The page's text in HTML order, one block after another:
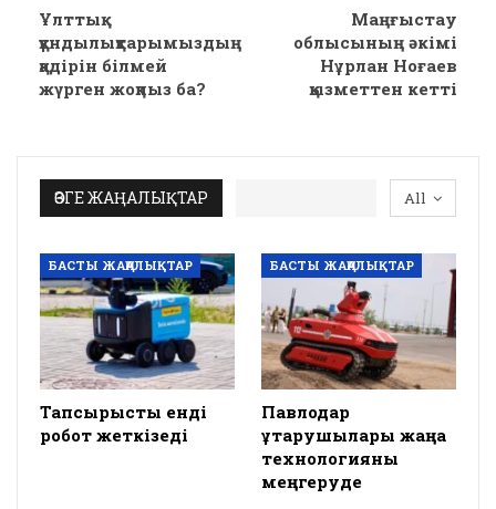
Ұлттық
құндылықтарымыздың
қадірін білмей
жүрген жоқпыз ба?
Маңғыстау
облысының әкімі
Нұрлан Ноғаев
қызметтен кетті
All
ӨЗГЕ ЖАҢАЛЫҚТАР
БАСТЫ ЖАҢАЛЫҚТАР
Тапсырысты енді
робот жеткізеді
БАСТЫ ЖАҢАЛЫҚТАР
Павлодар
құтқарушылары жаңа
технологияны
меңгеруде